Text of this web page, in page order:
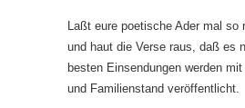
Laßt eure poetische Ader mal so
und haut die Verse raus, daß es
besten Einsendungen werden
und Familienstand veröffentlicht.